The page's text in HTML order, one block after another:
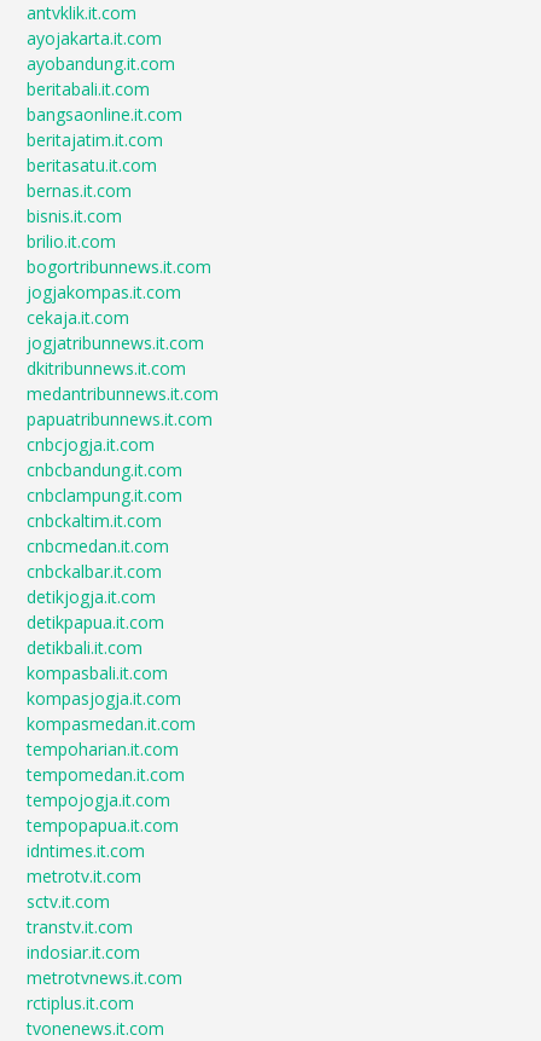
antvklik.it.com
ayojakarta.it.com
ayobandung.it.com
beritabali.it.com
bangsaonline.it.com
beritajatim.it.com
beritasatu.it.com
bernas.it.com
bisnis.it.com
brilio.it.com
bogortribunnews.it.com
jogjakompas.it.com
cekaja.it.com
jogjatribunnews.it.com
dkitribunnews.it.com
medantribunnews.it.com
papuatribunnews.it.com
cnbcjogja.it.com
cnbcbandung.it.com
cnbclampung.it.com
cnbckaltim.it.com
cnbcmedan.it.com
cnbckalbar.it.com
detikjogja.it.com
detikpapua.it.com
detikbali.it.com
kompasbali.it.com
kompasjogja.it.com
kompasmedan.it.com
tempoharian.it.com
tempomedan.it.com
tempojogja.it.com
tempopapua.it.com
idntimes.it.com
metrotv.it.com
sctv.it.com
transtv.it.com
indosiar.it.com
metrotvnews.it.com
rctiplus.it.com
tvonenews.it.com